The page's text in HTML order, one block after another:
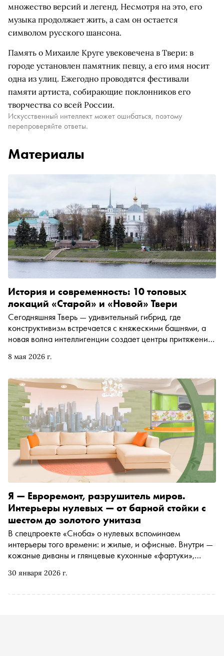
множество версий и легенд. Несмотря на это, его
музыка продолжает жить, а сам он остается
символом русского шансона.
Память о Михаиле Круге увековечена в Твери: в
городе установлен памятник певцу, а его имя носит
одна из улиц. Ежегодно проводятся фестивали
памяти артиста, собирающие поклонников его
творчества со всей России.
Искусственный интеллект может ошибаться, поэтому
перепроверяйте ответы.
Материалы
8 мая 2026 г.
История и современность: 10 топовых
локаций «Старой» и «Новой» Твери
Сегодняшняя Тверь — удивительный гибрид, где
конструктивизм встречается с княжескими башнями, а
новая волна интеллигенции создает центры притяжения
производства. Это больше не «город по пути в Питер».
10 мест, на которые стоит обратить внимание
30 января 2026 г.
Я — Евроремонт, разрушитель миров.
Интерьеры нулевых — от барной стойки с
шестом до золотого унитаза
В спецпроекте «Сноба» о нулевых вспоминаем
интерьеры того времени: и жилые, и офисные. Внутри —
кожаные диваны и глянцевые кухонные «фартуки»,
Круга, люстры Swarovski и (возможно) самый безумный